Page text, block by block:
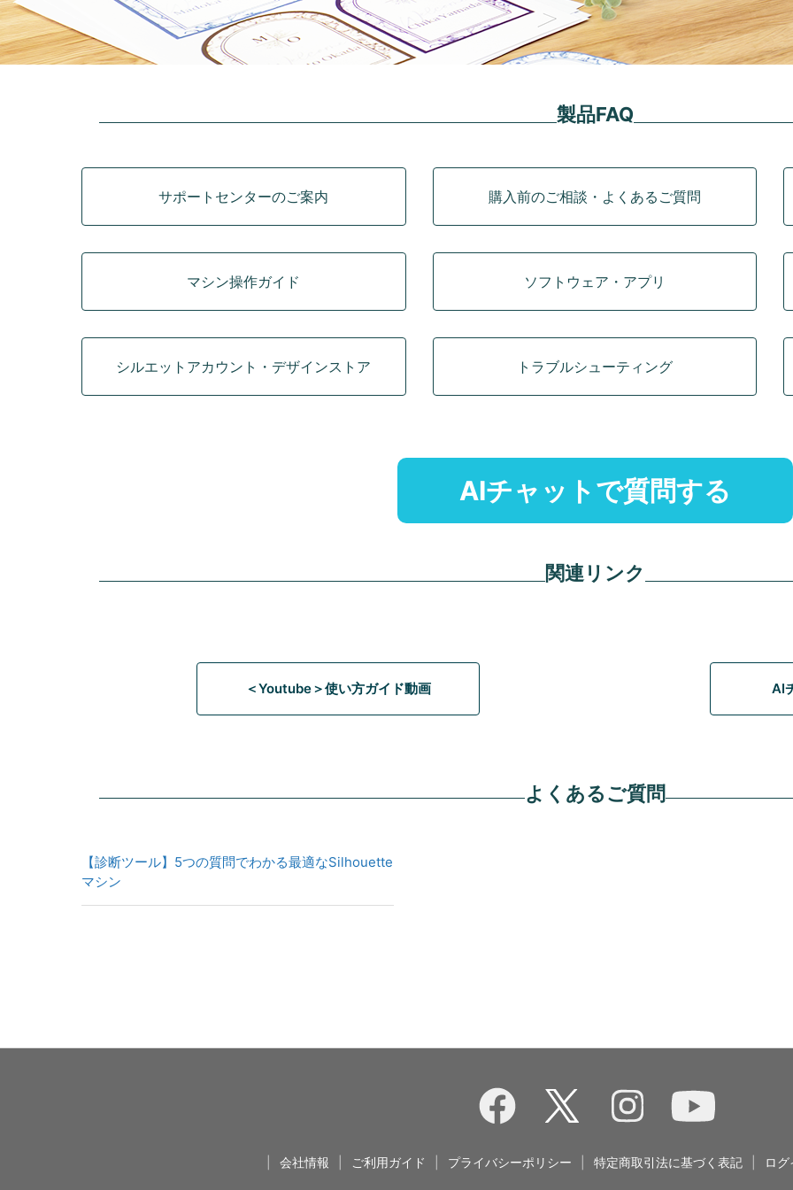
製品FAQ
サポートセンターのご案内 購入前のご相談・よくあるご質問
マシン操作ガイド ソフトウェア・アプリ
シルエットアカウント・デザインストア トラブルシューティング
AIチャットで質問する
関連リンク
＜Youtube＞使い方ガイド動画 AI
よくあるご質問
【診断ツール】5つの質問でわかる最適なSilhouette
マシン
会社情報 ご利用ガイド プライバシーポリシー 特定商取引法に基づく表記 ログ